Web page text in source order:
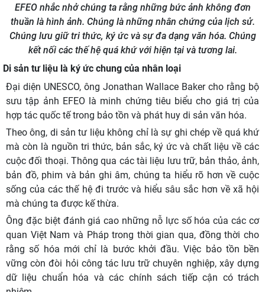
EFEO nhắc nhở chúng ta rằng những bức ảnh không đơn
thuần là hình ảnh. Chúng là những nhân chứng của lịch sử.
Chúng lưu giữ tri thức, ký ức và sự đa dạng văn hóa. Chúng
kết nối các thế hệ quá khứ với hiện tại và tương lai.
Di sản tư liệu là ký ức chung của nhân loại
Đại diện UNESCO, ông Jonathan Wallace Baker cho rằng bộ
sưu tập ảnh EFEO là minh chứng tiêu biểu cho giá trị của
hợp tác quốc tế trong bảo tồn và phát huy di sản văn hóa.
Theo ông, di sản tư liệu không chỉ là sự ghi chép về quá khứ
mà còn là nguồn tri thức, bản sắc, ký ức và chất liệu về các
cuộc đối thoại. Thông qua các tài liệu lưu trữ, bản thảo, ảnh,
bản đồ, phim và bản ghi âm, chúng ta hiểu rõ hơn về cuộc
sống của các thế hệ đi trước và hiểu sâu sắc hơn về xã hội
mà chúng ta được kế thừa.
Ông đặc biệt đánh giá cao những nỗ lực số hóa của các cơ
quan Việt Nam và Pháp trong thời gian qua, đồng thời cho
rằng số hóa mới chỉ là bước khởi đầu. Việc bảo tồn bền
vững còn đòi hỏi công tác lưu trữ chuyên nghiệp, xây dựng
dữ liệu chuẩn hóa và các chính sách tiếp cận có trách